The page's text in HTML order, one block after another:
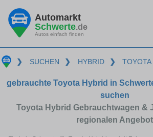
Automarkt
Schwerte.de
Autos einfach finden
❯ SUCHEN ❯ HYBRID ❯ TOYOTA
gebrauchte Toyota Hybrid in
suchen
Toyota Hybrid Gebrauchtwagen &
regionalen Angebot